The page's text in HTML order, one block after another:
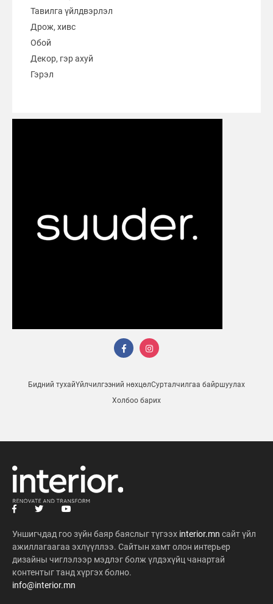
Тавилга үйлдвэрлэл
Дрож, хивс
Обой
Декор, гэр ахуй
Гэрэл
Бидний тухайҮйлчилгээний нөхцөлСурталчилгаа байршуулах
Холбоо барих
Уншигчдад гоо зүйн баяр баяслыг түгээх interior.mn сайт үйл
ажиллагаагаа эхлүүллээ. Сайтын хамт олон интерьер
дизайны чиглэлээр мэдлэг болж үлдэхүйц чанартай
контентыг танд хүргэх болно.
info@interior.mn